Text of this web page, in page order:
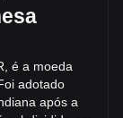
Bitget
é a moeda
adotado
após a